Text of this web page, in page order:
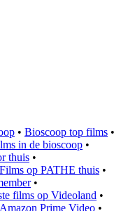
• Bioscoop top films •
in de bioscoop •
thuis •
Films op PATHE thuis •
•
films op Videoland •
Prime Video •